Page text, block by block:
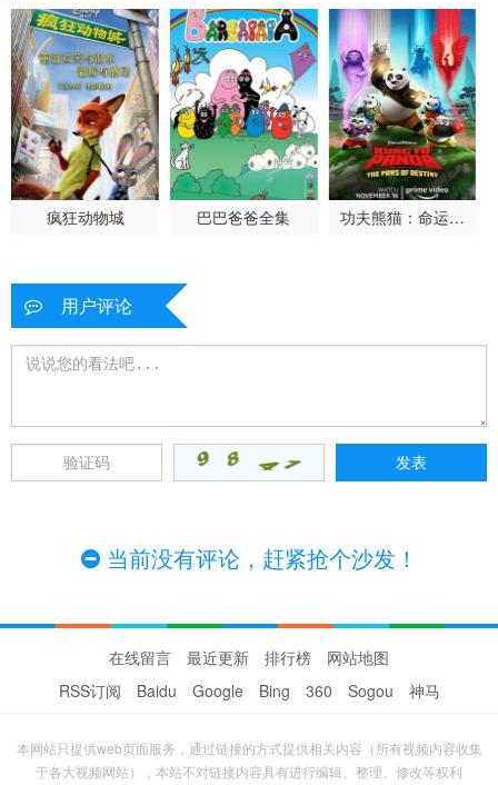
疯狂动物城 巴巴爸爸全集
功夫熊猫：命运之
用户评论
当前没有评论，赶紧抢个沙发！
在线留言 最近更新 排行榜
网站地图
RSS订阅
Baidu Google Bing 360 Sogou 神马
本网站只提供web页面服务，通过链接的方式提供相关内容（所有视频内容收集
于各大视频网站），本站不对链接内容具有进行编辑、整理、修改等权利